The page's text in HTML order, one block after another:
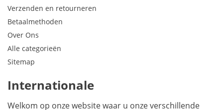
Verzenden en retourneren
Betaalmethoden
Over Ons
Alle categorieën
Sitemap
Internationale
Welkom op onze website waar u onze verschillende